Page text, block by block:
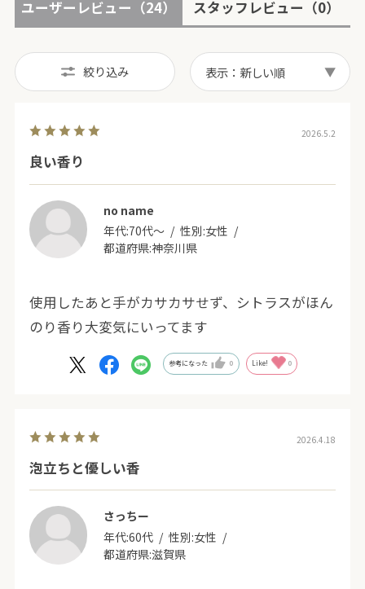
ユーザーレビュー （24） スタッフレビュー （0）
絞り込み 表示：新しい順
2026.5.2
良い香り
no name
年代:70代～ 性別:女性
都道府県:神奈川県
使用したあと手がカサカサせず、シトラスがほん
のり香り大変気にいってます
参考になった 0 Like! 0
2026.4.18
泡立ちと優しい香
さっちー
年代:60代 性別:女性
都道府県:滋賀県